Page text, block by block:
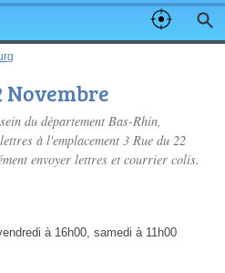
Novembre
du département Bas-Rhin,
à l'emplacement 3 Rue du 22
envoyer lettres et courrier colis.
à 16h00, samedi à 11h00